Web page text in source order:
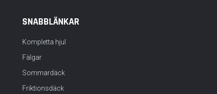
SNABBLÄNKAR
Kompletta hjul
Fälgar
Sommardäck
Friktionsdäck